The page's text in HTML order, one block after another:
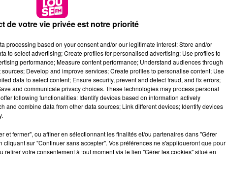
Balance
de votre vie privée est notre priorité
processing based on your consent and/or our legitimate interest: Store and/or
to select advertising; Create profiles for personalised advertising; Use profiles to
performance; Measure content performance; Understand audiences through
Develop and improve services; Create profiles to personalise content; Use
data to select content; Ensure security, prevent and detect fraud, and fix errors;
and communicate privacy choices. These technologies may process personal
following functionalities: Identify devices based on information actively
and combine data from other data sources; Link different devices; Identify devices
et fermer", ou affiner en sélectionnant les finalités et/ou partenaires dans "Gérer
cliquant sur "Continuer sans accepter". Vos préférences ne s'appliqueront que pour
retirer votre consentement à tout moment via le lien "Gérer les cookies" situé en